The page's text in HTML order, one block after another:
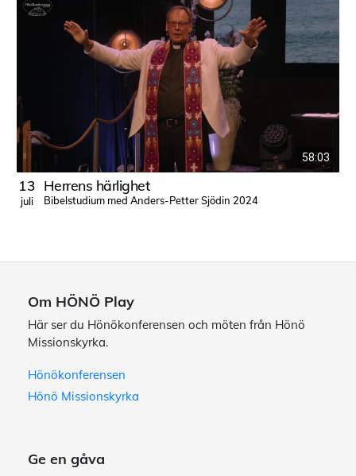
58:03
13
juli
Herrens härlighet
Bibelstudium med Anders-Petter Sjödin 2024
Om HÖNÖ Play
Här ser du Hönökonferensen och möten från Hönö
Missionskyrka.
Hönökonferensen
Hönö Missionskyrka
Ge en gåva